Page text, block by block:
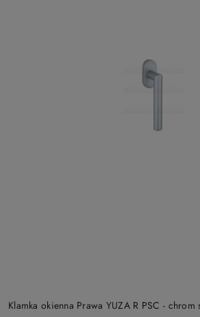
Klamka okienna Prawa YUZA R PSC - chrom